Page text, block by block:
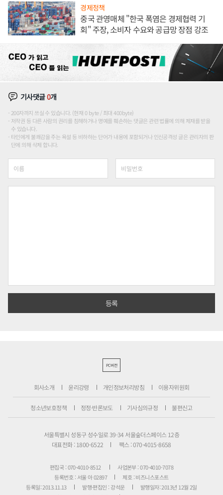
경제정책
중국 관영매체 "한국 폭염은 경제협력 기
회" 주장, 소비자 수요와 공급망 장점 강조
기사댓글0개
200자까지 쓰실 수 있습니다. (현재 0 byte / 최대 400byte)
저작권 등 다른 사람의 권리를 침해하거나 명예를 훼손하는 댓글은 관련 법률에 의해 제재를 받을
수 있습니다.
타인에게 불쾌감을 주는 욕설 등 비하하는 단어가 내용에 포함되거나 인신공격성 글은 관리자의 판
단에 의해 삭제 합니다.
PC버전
회사소개 윤리강령 개인정보처리방침 이용자위원회
청소년보호정책 정정·반론보도 기사심의규정 불편신고
서울특별시 성동구 성수일로 39-34 서울숲더스페이스 12층
대표전화 : 1800-6522
팩스 : 070-4015-8658
편집국 : 070-4010-8512
사업본부 : 070-4010-7078
등록번호 : 서울 아 02897
제호 : 비즈니스포스트
등록일: 2013.11.13
발행·편집인 : 강석운
발행일자: 2013년 12월 2일